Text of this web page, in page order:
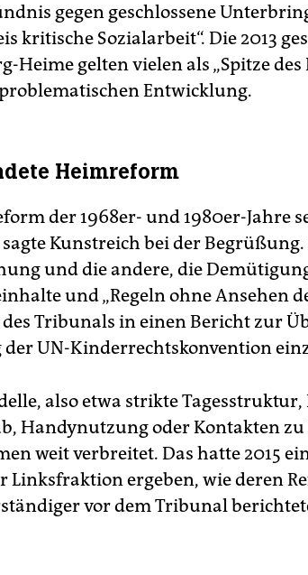
gegen geschlossene
kritische Sozialarbeit“. Die 2013
Heime gelten vielen als „Spitze des
Entwicklung.
Heimreform
der 1968er- und 1980er-Jahre
sagte Kunstreich bei der Begrüßung.
und die andere, die
und „Regeln ohne Ansehen
des Tribunals in einen Bericht zur
UN-Kinderrechtskonvention
also etwa strikte
Handynutzung oder Kontakten
weit verbreitet. Das hatte 2015
Linksfraktion ergeben, wie deren
vor dem Tribunal